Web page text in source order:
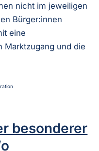
nicht im jeweiligen
Bürger:innen
eine
Marktzugang und die
besonderer